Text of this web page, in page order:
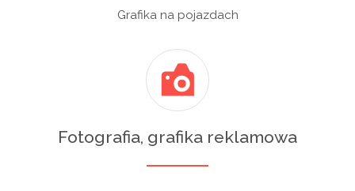
Grafika na pojazdach
Fotografia, grafika reklamowa